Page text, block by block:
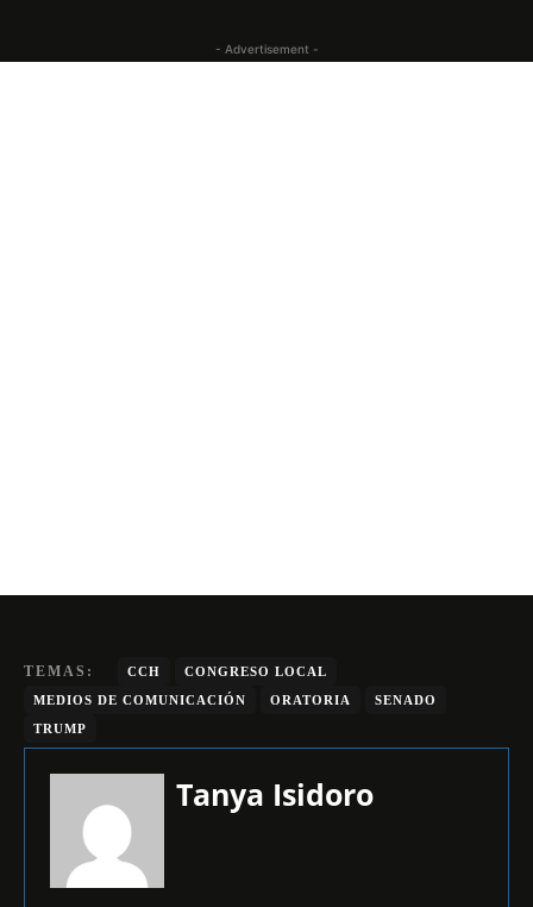
- Advertisement -
TEMAS: CCH
CONGRESO LOCAL
MEDIOS DE COMUNICACIÓN
ORATORIA
SENADO
TRUMP
Tanya Isidoro